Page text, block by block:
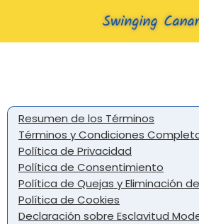
Resumen de los Términos
Términos y Condiciones
Política de Privacidad
Política de Consentimiento
Política de Quejas y Eliminación
Política de Cookies
Declaración sobre Esclavitud